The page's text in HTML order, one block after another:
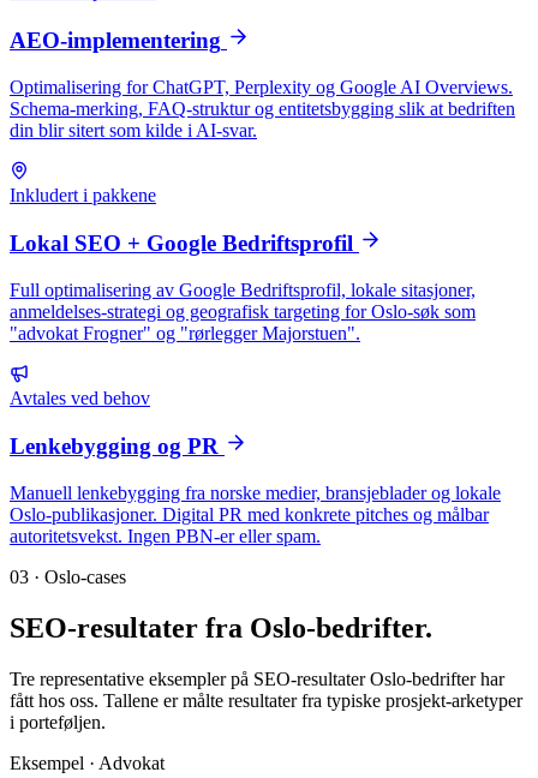
AEO-implementering
Optimalisering for ChatGPT, Perplexity og Google AI Overviews.
Schema-merking, FAQ-struktur og entitetsbygging slik at bedriften
din blir sitert som kilde i AI-svar.
Inkludert i pakkene
Lokal SEO + Google Bedriftsprofil
Full optimalisering av Google Bedriftsprofil, lokale sitasjoner,
anmeldelses-strategi og geografisk targeting for Oslo-søk som
"advokat Frogner" og "rørlegger Majorstuen".
Avtales ved behov
Lenkebygging og PR
Manuell lenkebygging fra norske medier, bransjeblader og lokale
Oslo-publikasjoner. Digital PR med konkrete pitches og målbar
autoritetsvekst. Ingen PBN-er eller spam.
03 · Oslo-cases
SEO-resultater fra Oslo-bedrifter.
Tre representative eksempler på SEO-resultater Oslo-bedrifter har
fått hos oss. Tallene er målte resultater fra typiske prosjekt-arketyper
i porteføljen.
Eksempel · Advokat